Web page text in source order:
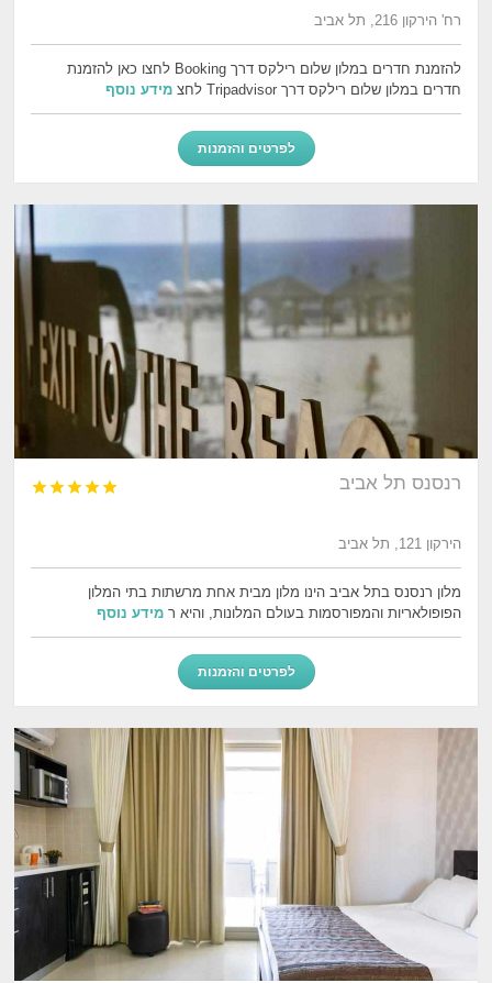
רח' הירקון 216, תל אביב
להזמנת חדרים במלון שלום רילקס דרך Booking לחצו כאן להזמנת
חדרים במלון שלום רילקס דרך Tripadvisor לחצ
מידע נוסף
לפרטים והזמנות
רנסנס תל אביב 




הירקון 121, תל אביב
מלון רנסנס בתל אביב הינו מלון מבית אחת מרשתות בתי המלון
הפופולאריות והמפורסמות בעולם המלונות, והיא רמידע נוסף
לפרטים והזמנות